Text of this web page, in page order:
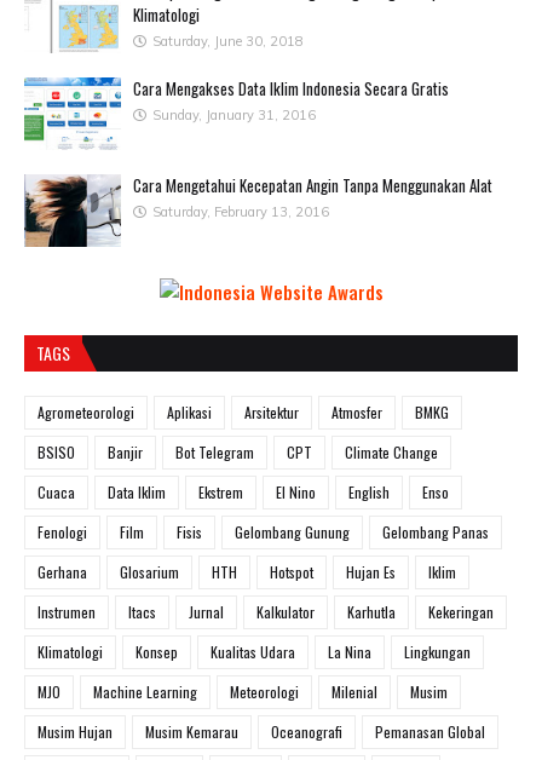
Klimatologi
Saturday, June 30, 2018
Cara Mengakses Data Iklim Indonesia Secara Gratis
Sunday, January 31, 2016
Cara Mengetahui Kecepatan Angin Tanpa Menggunakan Alat
Saturday, February 13, 2016
TAGS
Agrometeorologi Aplikasi Arsitektur Atmosfer
BMKG
BSISO
Banjir Bot Telegram CPT
Climate Change
Cuaca
Data Iklim Ekstrem El Nino English
Enso
Fenologi
Film Fisis Gelombang Gunung
Gelombang Panas
Gerhana
Glosarium HTH Hotspot Hujan Es
Iklim
Instrumen
Itacs Jurnal Kalkulator Karhutla
Kekeringan
Klimatologi
Konsep Kualitas Udara La Nina
Lingkungan
MJO
Machine Learning Meteorologi Milenial
Musim
Musim Hujan
Musim Kemarau Oceanografi
Pemanasan Global